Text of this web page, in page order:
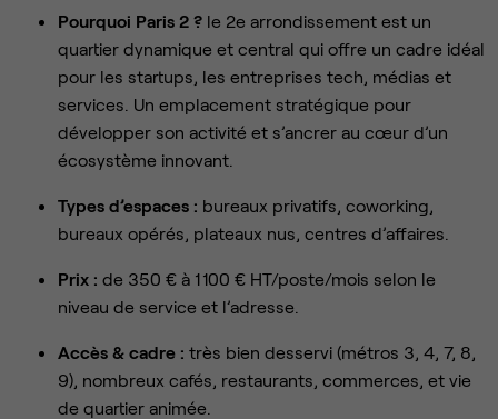
Pourquoi Paris 2 ? le 2e arrondissement est un
quartier dynamique et central qui offre un cadre idéal
pour les startups, les entreprises tech, médias et
services. Un emplacement stratégique pour
développer son activité et s’ancrer au cœur d’un
écosystème innovant.
Types d’espaces : bureaux privatifs, coworking,
bureaux opérés, plateaux nus, centres d’affaires.
Prix : de 350 € à 1 100 € HT/poste/mois selon le
niveau de service et l’adresse.
Accès & cadre : très bien desservi (métros 3, 4, 7, 8,
9), nombreux cafés, restaurants, commerces, et vie
de quartier animée.